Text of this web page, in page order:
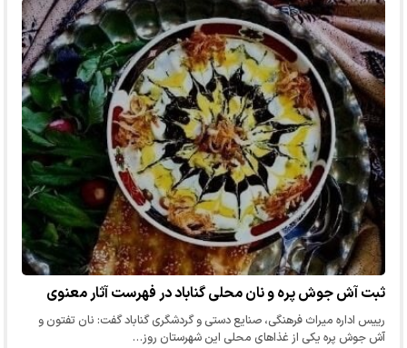
ثبت آش جوش پره و نان محلی گناباد در فهرست آثار معنوی
رییس اداره میراث فرهنگی، صنایع دستی و گردشگری گناباد گفت: نان تفتون و
آش جوش پره یکی از غذاهای محلی این شهرستان روز…